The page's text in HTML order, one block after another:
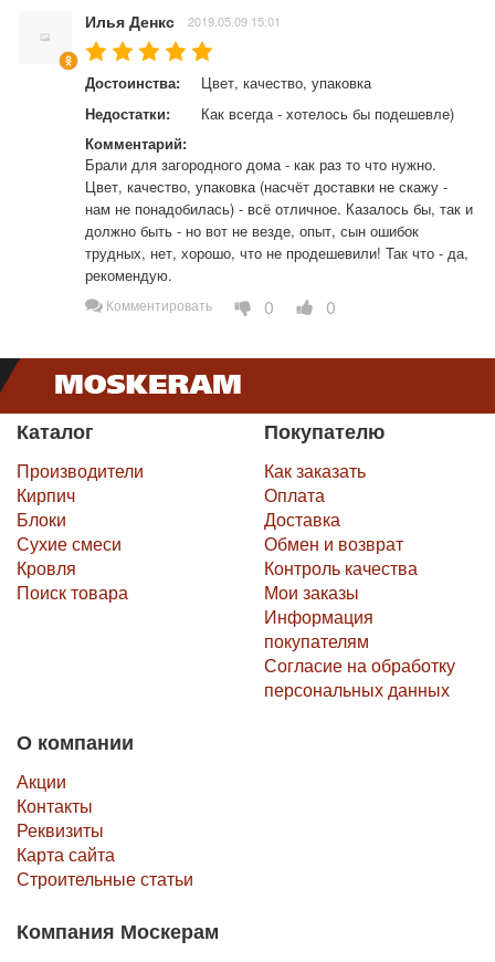
Илья Денкс 2019.05.09 15:01
Достоинства:
Цвет, качество, упаковка
Недостатки:
Как всегда - хотелось бы подешевле)
Комментарий:
Брали для загородного дома - как раз то что нужно.
Цвет, качество, упаковка (насчёт доставки не скажу -
нам не понадобилась) - всё отличное. Казалось бы, так и
должно быть - но вот не везде, опыт, сын ошибок
трудных, нет, хорошо, что не продешевили! Так что - да,
рекомендую.
Комментировать 0 0
Каталог
Производители
Кирпич
Блоки
Сухие смеси
Кровля
Поиск товара
Покупателю
Как заказать
Оплата
Доставка
Обмен и возврат
Контроль качества
Мои заказы
Информация
покупателям
Согласие на обработку
персональных данных
О компании
Акции
Контакты
Реквизиты
Карта сайта
Строительные статьи
Компания Москерам